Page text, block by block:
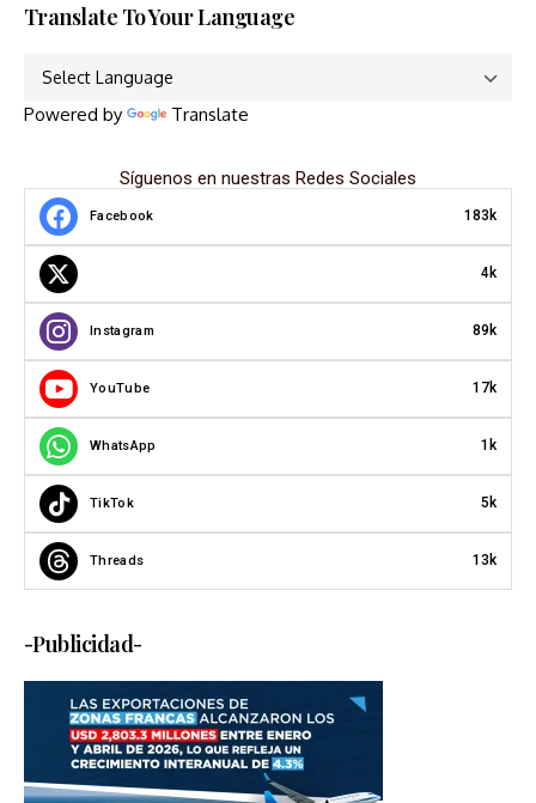
Translate To Your Language
Powered by Translate
Síguenos en nuestras Redes Sociales
Facebook 183k
4k
Instagram 89k
YouTube 17k
WhatsApp 1k
TikTok 5k
Threads 13k
-Publicidad-